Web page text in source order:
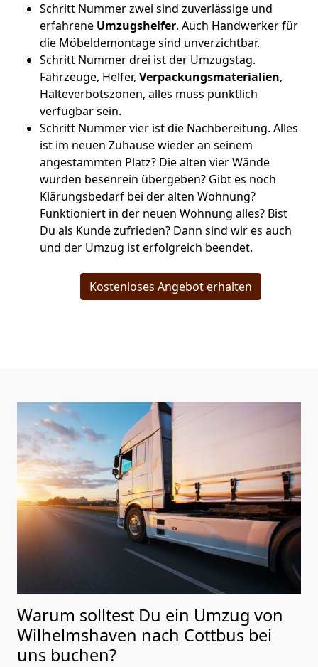
Schritt Nummer zwei sind zuverlässige und
erfahrene Umzugshelfer. Auch Handwerker für
die Möbeldemontage sind unverzichtbar.
Schritt Nummer drei ist der Umzugstag.
Fahrzeuge, Helfer, Verpackungsmaterialien,
Halteverbotszonen, alles muss pünktlich
verfügbar sein.
Schritt Nummer vier ist die Nachbereitung. Alles
ist im neuen Zuhause wieder an seinem
angestammten Platz? Die alten vier Wände
wurden besenrein übergeben? Gibt es noch
Klärungsbedarf bei der alten Wohnung?
Funktioniert in der neuen Wohnung alles? Bist
Du als Kunde zufrieden? Dann sind wir es auch
und der Umzug ist erfolgreich beendet.
Kostenloses Angebot erhalten
Warum solltest Du ein Umzug von
Wilhelmshaven nach Cottbus bei
uns buchen?